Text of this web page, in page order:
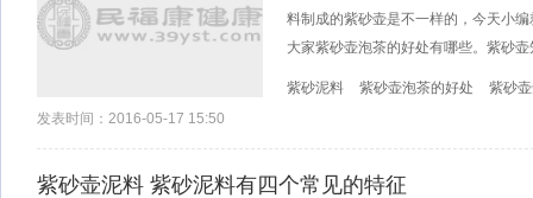
料制成的紫砂壶是不一样的，今天小
大家紫砂壶泡茶的好处有哪些。紫砂壶
紫砂泥料 紫砂壶泡茶的好处
紫砂
发表时间：2016-05-17 15:50
紫砂壶泥料 紫砂泥料有四个常见的特征